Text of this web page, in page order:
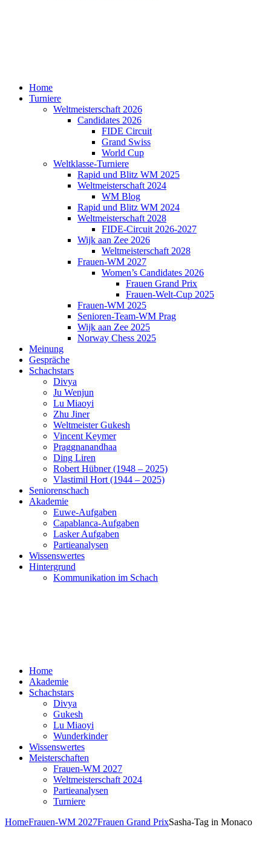
Home
Turniere
Weltmeisterschaft 2026
Candidates 2026
FIDE Circuit
Grand Swiss
World Cup
Weltklasse-Turniere
Rapid und Blitz WM 2025
Weltmeisterschaft 2024
WM Blog
Rapid und Blitz WM 2024
Weltmeisterschaft 2028
FIDE-Circuit 2026-2027
Wijk aan Zee 2026
Weltmeisterschaft 2028
Frauen-WM 2027
Women’s Candidates 2026
Frauen Grand Prix
Frauen-Welt-Cup 2025
Frauen-WM 2025
Senioren-Team-WM Prag
Wijk aan Zee 2025
Norway Chess 2025
Meinung
Gespräche
Schachstars
Divya
Ju Wenjun
Lu Miaoyi
Zhu Jiner
Weltmeister Gukesh
Vincent Keymer
Praggnanandhaa
Ding Liren
Robert Hübner (1948 – 2025)
Vlastimil Hort (1944 – 2025)
Seniorenschach
Akademie
Euwe-Aufgaben
Capablanca-Aufgaben
Lasker Aufgaben
Partieanalysen
Wissenswertes
Hintergrund
Kommunikation im Schach
Home
Akademie
Schachstars
Divya
Gukesh
Lu Miaoyi
Wunderkinder
Wissenswertes
Meisterschaften
Frauen-WM 2027
Weltmeisterschaft 2024
Partieanalysen
Turniere
HomeFrauen-WM 2027Frauen Grand PrixSasha-Tag in Monaco